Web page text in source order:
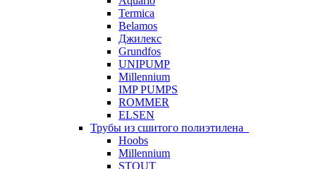
Termica
Belamos
Джилекс
Grundfos
UNIPUMP
Millennium
IMP PUMPS
ROMMER
ELSEN
Трубы из сшитого полиэтилена
Hoobs
Millennium
STOUT